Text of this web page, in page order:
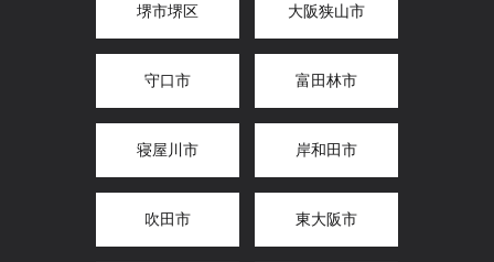
堺市堺区 大阪狭山市
守口市 富田林市
寝屋川市 岸和田市
吹田市 東大阪市